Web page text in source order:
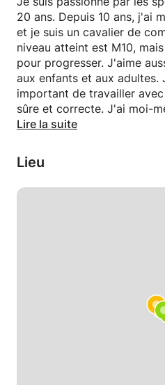
20 ans. Depuis 10 ans, j'ai
et je suis un cavalier de
niveau atteint est M10,
pour progresser. J'aime
aux enfants et aux adultes.
important de travailler
sûre et correcte. J'ai moi-
auprès de plusieurs bons
Lire la suite
Lieu